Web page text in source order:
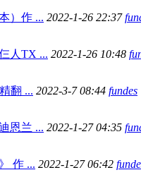
）作 ... 2022-1-26 22:37
人TX ... 2022-1-26 10:48
翻 ... 2022-3-7 08:44 fundes
恩兰 ... 2022-1-27 04:35
作 ... 2022-1-27 06:42